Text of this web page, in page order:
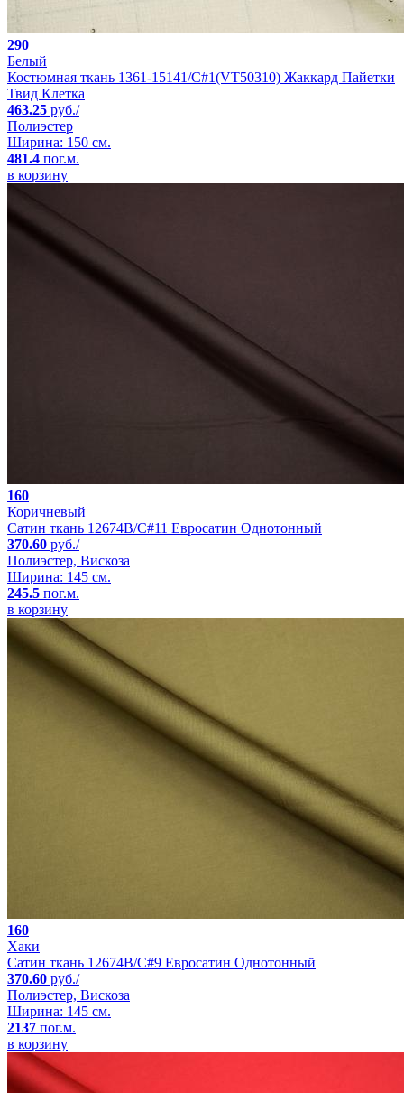
290
Белый
Костюмная ткань 1361-15141/C#1(VT50310) Жаккард Пайетки
Твид Клетка
463.25 руб./
Полиэстер
Ширина: 150 см.
481.4 пог.м.
в корзину
160
Коричневый
Сатин ткань 12674B/C#11 Евросатин Однотонный
370.60 руб./
Полиэстер, Вискоза
Ширина: 145 см.
245.5 пог.м.
в корзину
160
Хаки
Сатин ткань 12674B/C#9 Евросатин Однотонный
370.60 руб./
Полиэстер, Вискоза
Ширина: 145 см.
2137 пог.м.
в корзину